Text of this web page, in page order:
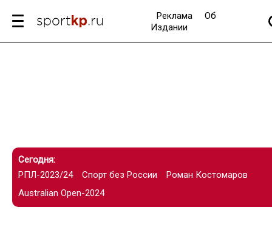
Реклама
Об
Издании
Сегодня:
РПЛ-2023/24
Спорт без России
Роман Костомаров
Australian Open-2024